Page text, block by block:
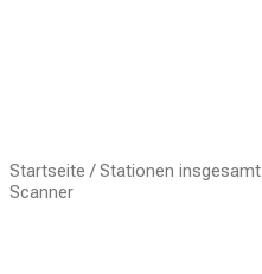
Startseite /Stationen insgesamt
Scanner